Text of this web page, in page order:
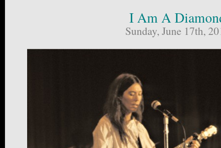
I Am A
Sunday, June 17th,